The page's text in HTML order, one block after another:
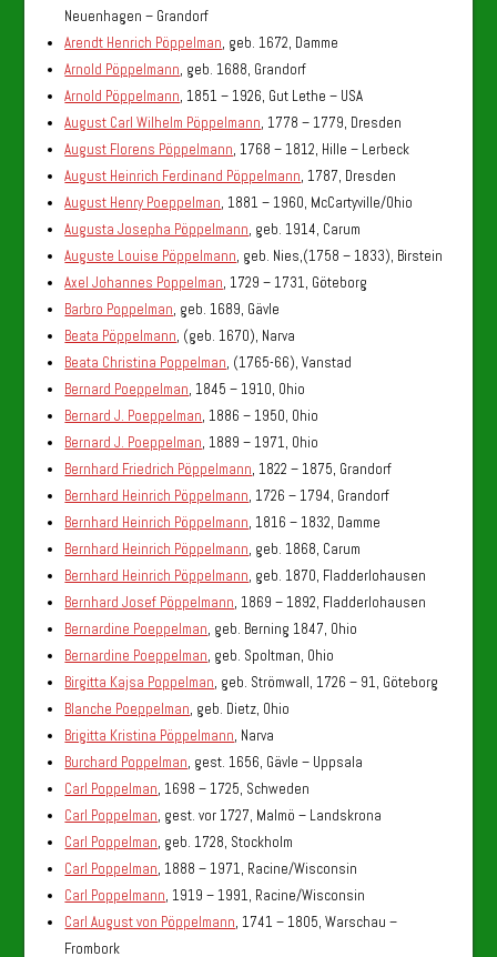
Neuenhagen – Grandorf
Arendt Henrich Pöppelman, geb. 1672, Damme
Arnold Pöppelmann, geb. 1688, Grandorf
Arnold Pöppelmann, 1851 – 1926, Gut Lethe – USA
August Carl Wilhelm Pöppelmann, 1778 – 1779, Dresden
August Florens Pöppelmann, 1768 – 1812, Hille – Lerbeck
August Heinrich Ferdinand Pöppelmann, 1787, Dresden
August Henry Poeppelman, 1881 – 1960, McCartyville/Ohio
Augusta Josepha Pöppelmann, geb. 1914, Carum
Auguste Louise Pöppelmann, geb. Nies,(1758 – 1833), Birstein
Axel Johannes Poppelman, 1729 – 1731, Göteborg
Barbro Poppelman, geb. 1689, Gävle
Beata Pöppelmann, (geb. 1670), Narva
Beata Christina Poppelman, (1765-66), Vanstad
Bernard Poeppelman, 1845 – 1910, Ohio
Bernard J. Poeppelman, 1886 – 1950, Ohio
Bernard J. Poeppelman, 1889 – 1971, Ohio
Bernhard Friedrich Pöppelmann, 1822 – 1875, Grandorf
Bernhard Heinrich Pöppelmann, 1726 – 1794, Grandorf
Bernhard Heinrich Pöppelmann, 1816 – 1832, Damme
Bernhard Heinrich Pöppelmann, geb. 1868, Carum
Bernhard Heinrich Pöppelmann, geb. 1870, Fladderlohausen
Bernhard Josef Pöppelmann, 1869 – 1892, Fladderlohausen
Bernardine Poeppelman, geb. Berning 1847, Ohio
Bernardine Poeppelman, geb. Spoltman, Ohio
Birgitta Kajsa Poppelman, geb. Strömwall, 1726 – 91, Göteborg
Blanche Poeppelman, geb. Dietz, Ohio
Brigitta Kristina Pöppelmann, Narva
Burchard Poppelman, gest. 1656, Gävle – Uppsala
Carl Poppelman, 1698 – 1725, Schweden
Carl Poppelman, gest. vor 1727, Malmö – Landskrona
Carl Poppelman, geb. 1728, Stockholm
Carl Poppelman, 1888 – 1971, Racine/Wisconsin
Carl Poppelmann, 1919 – 1991, Racine/Wisconsin
Carl August von Pöppelmann, 1741 – 1805, Warschau –
Frombork